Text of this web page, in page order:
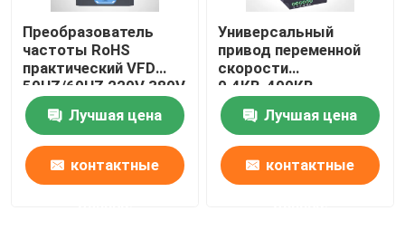
Преобразователь
частоты RoHS
практический VFD
50HZ/60HZ 220V 380V
480V
Лучшая цена
контактные
Универсальный
привод переменной
скорости
0.4КВ-400КВ,
стабилизированный
ВФД для мотора 3
участков
Лучшая цена
контактные